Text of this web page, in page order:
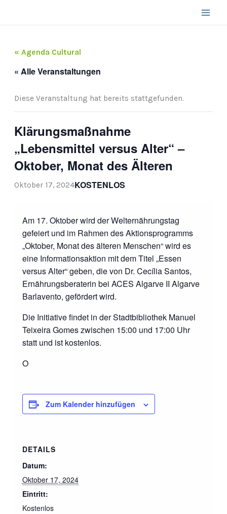
« Agenda Cultural
« Alle Veranstaltungen
Diese Veranstaltung hat bereits stattgefunden.
Klärungsmaßnahme
„Lebensmittel versus Alter“ –
Oktober, Monat des Älteren
Oktober 17, 2024KOSTENLOS
Am 17. Oktober wird der Welternährungstag
gefeiert und im Rahmen des Aktionsprogramms
„Oktober, Monat des älteren Menschen“ wird es
eine Informationsaktion mit dem Titel „Essen
versus Alter“ geben, die von Dr. Cecília Santos,
Ernährungsberaterin bei ACES Algarve II Algarve
Barlavento, gefördert wird.
Die Initiative findet in der Stadtbibliothek Manuel
Teixeira Gomes zwischen 15:00 und 17:00 Uhr
statt und ist kostenlos.
O
Zum Kalender hinzufügen
DETAILS
Datum:
Oktober 17, 2024
Eintritt:
Kostenlos